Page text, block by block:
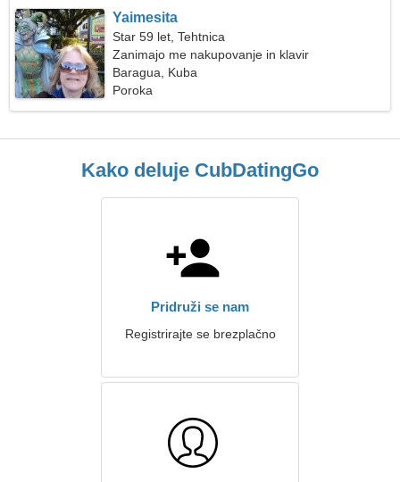
Yaimesita
Star 59 let, Tehtnica
Zanimajo me nakupovanje in klavir
Baragua, Kuba
Poroka
Kako deluje CubDatingGo
Pridruži se nam
Registrirajte se brezplačno